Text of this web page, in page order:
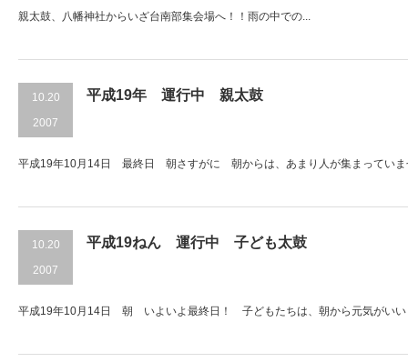
親太鼓、八幡神社からいざ台南部集会場へ！！雨の中での...
10.20
2007
平成19年 運行中 親太鼓
平成19年10月14日 最終日 朝さすがに 朝からは、あまり人が集まっていま
10.20
2007
平成19ねん 運行中 子ども太鼓
平成19年10月14日 朝 いよいよ最終日！ 子どもたちは、朝から元気が